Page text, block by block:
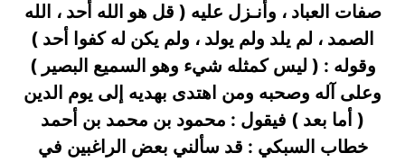
صفات العباد ، وأنـزل عليه ( قل هو الله أحد ، الله
الصمد ، لم يلد ولم يولد ، ولم يكن له كفوا أحد )
وقوله : ( ليس كمثله شيء وهو السميع البصير )
وعلى آله وصحبه ومن اهتدى بهديه إلى يوم الدين
( أما بعد ) فيقول : محمود بن محمد بن أحمد
خطاب السبكي : قد سألني بعض الراغبين في